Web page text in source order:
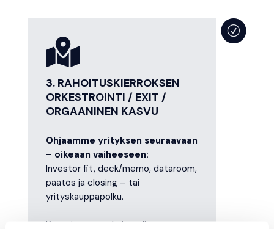

3. RAHOITUSKIERROKSEN
ORKESTROINTI / EXIT /
ORGAANINEN KASVU
Ohjaamme yrityksen seuraavaan
– oikeaan vaiheeseen:
Investor fit, deck/memo, dataroom,
päätös ja closing – tai
yrityskauppapolku.
Kun yritys on valmis, valitsemme
R